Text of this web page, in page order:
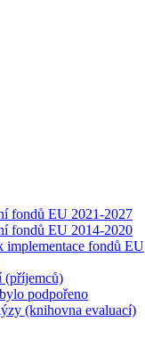
fondů EU 2021-2027
fondů EU 2014-2020
implementace fondů EU
(příjemců)
podpořeno
(knihovna evaluací)